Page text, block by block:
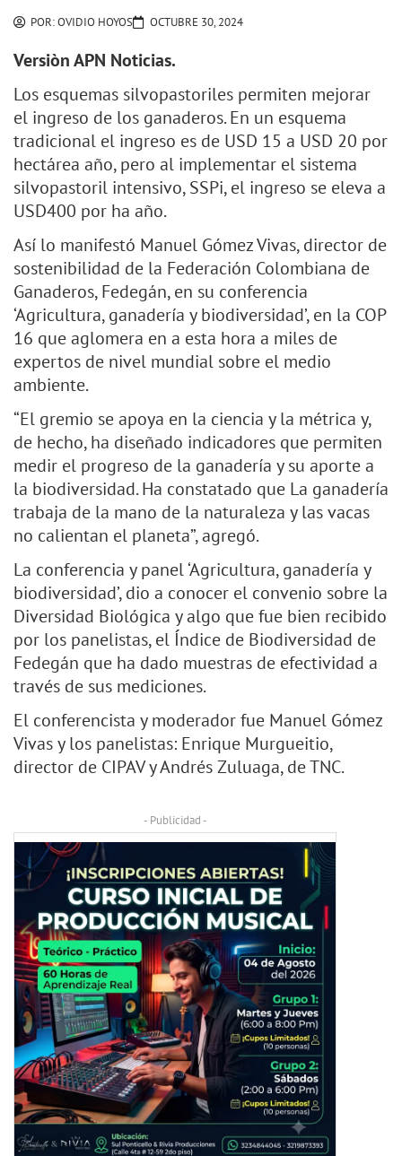
POR:OVIDIO HOYOS OCTUBRE 30, 2024
Versiòn APN Noticias.
Los esquemas silvopastoriles permiten mejorar
el ingreso de los ganaderos. En un esquema
tradicional el ingreso es de USD 15 a USD 20 por
hectárea año, pero al implementar el sistema
silvopastoril intensivo, SSPi, el ingreso se eleva a
USD400 por ha año.
Así lo manifestó Manuel Gómez Vivas, director de
sostenibilidad de la Federación Colombiana de
Ganaderos, Fedegán, en su conferencia
‘Agricultura, ganadería y biodiversidad’, en la COP
16 que aglomera en a esta hora a miles de
expertos de nivel mundial sobre el medio
ambiente.
“El gremio se apoya en la ciencia y la métrica y,
de hecho, ha diseñado indicadores que permiten
medir el progreso de la ganadería y su aporte a
la biodiversidad. Ha constatado que La ganadería
trabaja de la mano de la naturaleza y las vacas
no calientan el planeta”, agregó.
La conferencia y panel ‘Agricultura, ganadería y
biodiversidad’, dio a conocer el convenio sobre la
Diversidad Biológica y algo que fue bien recibido
por los panelistas, el Índice de Biodiversidad de
Fedegán que ha dado muestras de efectividad a
través de sus mediciones.
El conferencista y moderador fue Manuel Gómez
Vivas y los panelistas: Enrique Murgueitio,
director de CIPAV y Andrés Zuluaga, de TNC.
- Publicidad -